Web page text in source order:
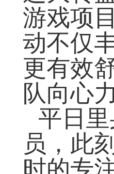
游戏项
动不仅
更有效
队向心
平日
员，此